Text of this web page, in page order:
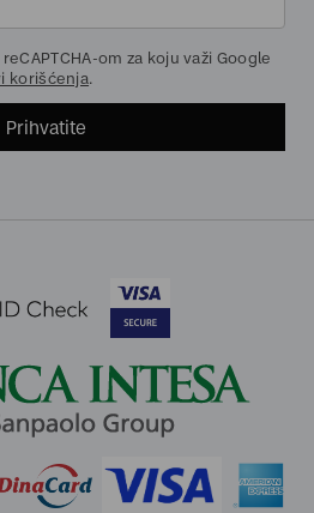
om za koju važi Google
korišćenja.
Prihvatite